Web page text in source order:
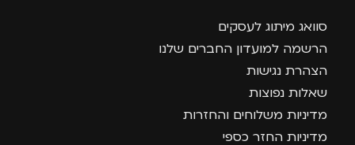
סוואג מיתוג לעסקים
הרשמה למועדון החברים שלנו
הצהרת נגישות
שאלות נפוצות
מדיניות משלוחים והחזרות
מדיניות החזר כספי